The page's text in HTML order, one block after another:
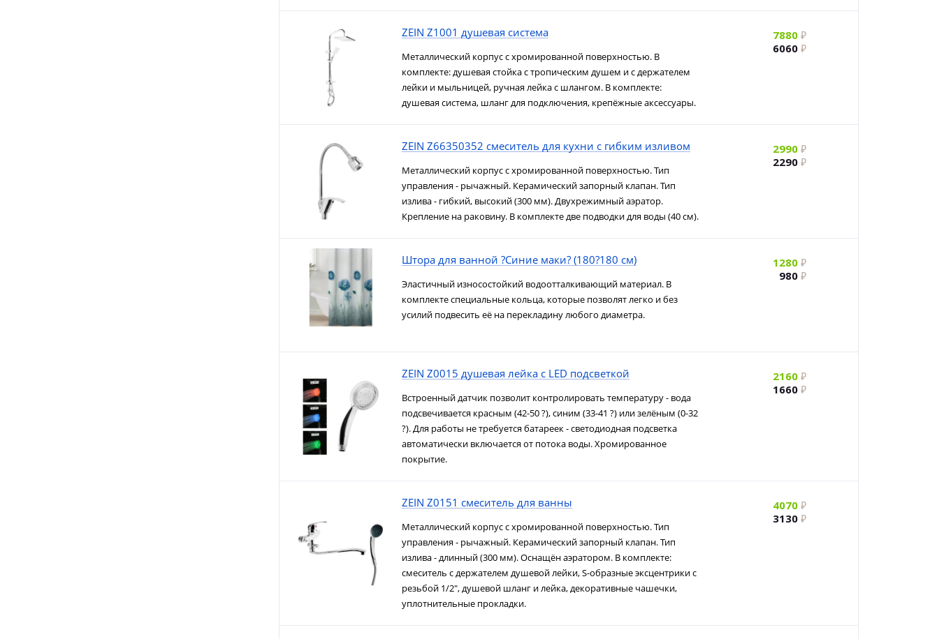
ZEIN Z1001 душевая система
Металлический корпус с хромированной поверхностью. В
комплекте: душевая стойка с тропическим душем и с держателем
лейки и мыльницей, ручная лейка с шлангом. В комплекте:
душевая система, шланг для подключения, крепёжные аксессуары.
7880
6060
ZEIN Z66350352 смеситель для кухни с гибким изливом
Металлический корпус с хромированной поверхностью. Тип
управления - рычажный. Керамический запорный клапан. Тип
излива - гибкий, высокий (300 мм). Двухрежимный аэратор.
Крепление на раковину. В комплекте две подводки для воды (40 см).
2990
2290
Штора для ванной ?Синие маки? (180?180 см)
Эластичный износостойкий водоотталкивающий материал. В
комплекте специальные кольца, которые позволят легко и без
усилий подвесить её на перекладину любого диаметра.
1280
980
ZEIN Z0015 душевая лейка с LED подсветкой
Встроенный датчик позволит контролировать температуру - вода
подсвечивается красным (42-50 ?), синим (33-41 ?) или зелёным (0-32
?). Для работы не требуется батареек - светодиодная подсветка
автоматически включается от потока воды. Хромированное
покрытие.
2160
1660
ZEIN Z0151 смеситель для ванны
Металлический корпус с хромированной поверхностью. Тип
управления - рычажный. Керамический запорный клапан. Тип
излива - длинный (300 мм). Оснащён аэратором. В комплекте:
смеситель с держателем душевой лейки, S-образные эксцентрики с
резьбой 1/2", душевой шланг и лейка, декоративные чашечки,
уплотнительные прокладки.
4070
3130